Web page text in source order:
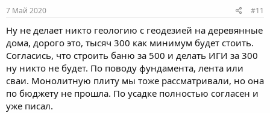
7 Май 2020 #11
Ну не делает никто геологию с геодезией на деревянные
дома, дорого это, тысяч 300 как минимум будет стоить.
Согласись, что строить баню за 500 и делать ИГИ за 300
ну никто не будет. По поводу фундамента, лента или
сваи. Монолитную плиту мы тоже рассматривали, но она
по бюджету не прошла. По усадке полностью согласен и
уже писал.